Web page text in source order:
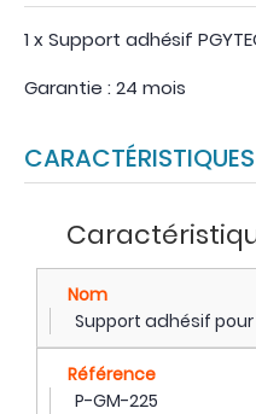
1 x Support adhésif
Garantie : 24 mois
CARACTÉRISTIQUES
Nom
Support adhésif
Référence
P-GM-225